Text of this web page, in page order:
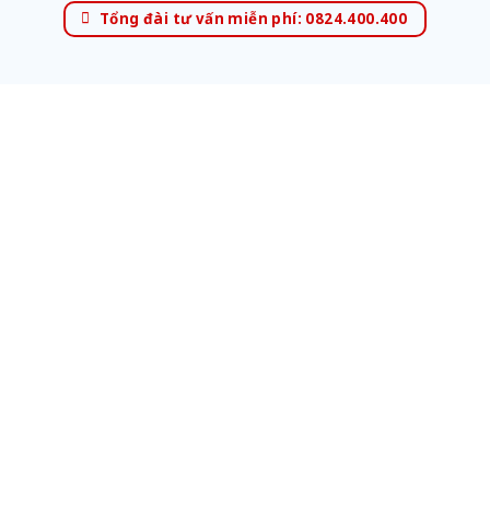
Tổng đài tư vấn miễn phí: 0824.400.400